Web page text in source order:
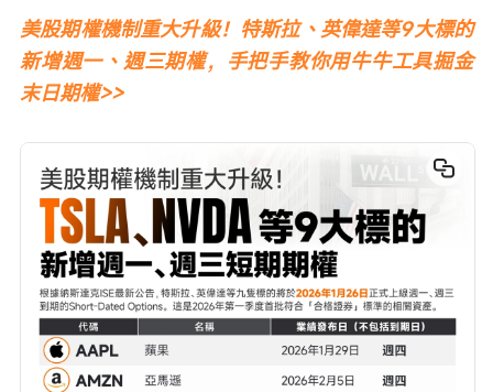
美股期權機制重大升級！特斯拉、英偉達等9大標的
新增週一、週三期權，手把手教你用牛牛工具掘金
末日期權>>